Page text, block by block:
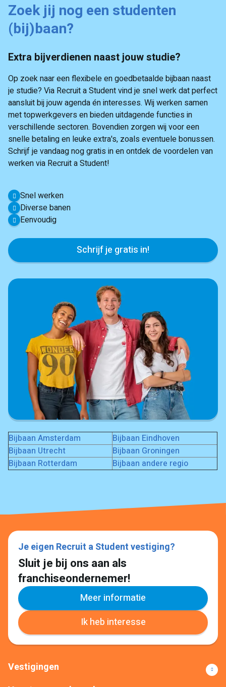
Zoek jij nog een studenten
(bij)baan?
Extra bijverdienen naast jouw studie?
Op zoek naar een flexibele en goedbetaalde bijbaan naast
je studie? Via Recruit a Student vind je snel werk dat perfect
aansluit bij jouw agenda én interesses. Wij werken samen
met topwerkgevers en bieden uitdagende functies in
verschillende sectoren. Bovendien zorgen wij voor een
snelle betaling en leuke extra's, zoals eventuele bonussen.
Schrijf je vandaag nog gratis in en ontdek de voordelen van
werken via Recruit a Student!
Snel werken
Diverse banen
Eenvoudig
Schrijf je gratis in!
Bijbaan Amsterdam
Bijbaan Eindhoven
Bijbaan Utrecht
Bijbaan Groningen
Bijbaan Rotterdam
Bijbaan andere regio
Je eigen Recruit a Student vestiging?
Sluit je bij ons aan als
franchiseondernemer!
Meer informatie
Ik heb interesse
Vestigingen